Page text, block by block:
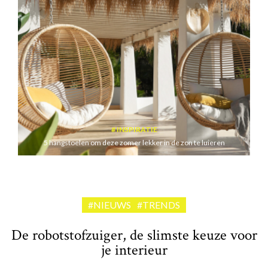
INSPIRATIE
5 hangstoelen om deze zomer lekker in de zon te luieren
#NIEUWS #TRENDS
De robotstofzuiger, de slimste keuze voor
je interieur